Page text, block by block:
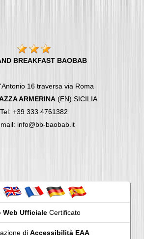
BREAKFAST BAOBAB
16 traversa via Roma
ARMERINA(EN) SICILIA
Tel: +39 333 4761382
info@bb-baobab.it
Web UfficialeCertificato
di Accessibilità EAA